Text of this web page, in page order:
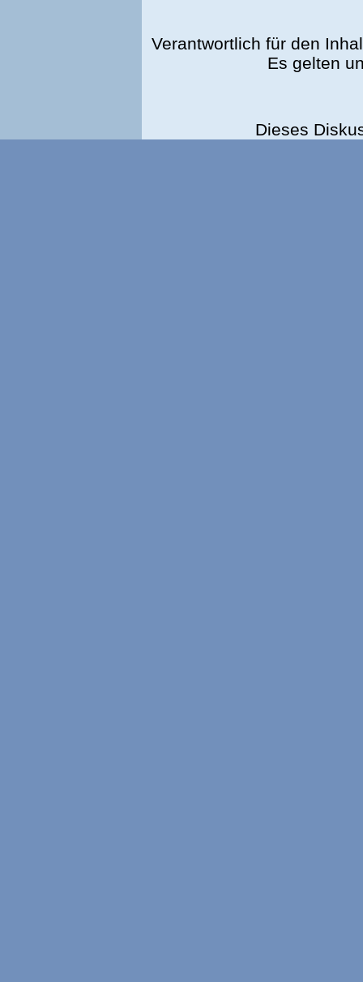
Verantwortlich für den
Es gelten
Dieses